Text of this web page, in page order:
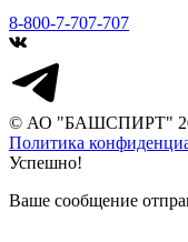
8-800-7-707-707
© АО "БАШСПИРТ"
Политика
Успешно!
Ваше сообщение